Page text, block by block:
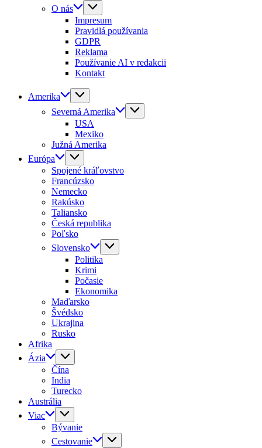
O nás
Impresum
Pravidlá používania
GDPR
Reklama
Používanie AI v redakcii
Kontakt
Amerika
Severná Amerika
USA
Mexiko
Južná Amerika
Európa
Spojené kráľovstvo
Francúzsko
Nemecko
Rakúsko
Taliansko
Česká republika
Poľsko
Slovensko
Politika
Krimi
Počasie
Ekonomika
Maďarsko
Švédsko
Ukrajina
Rusko
Afrika
Ázia
Čína
India
Turecko
Austrália
Viac
Bývanie
Cestovanie